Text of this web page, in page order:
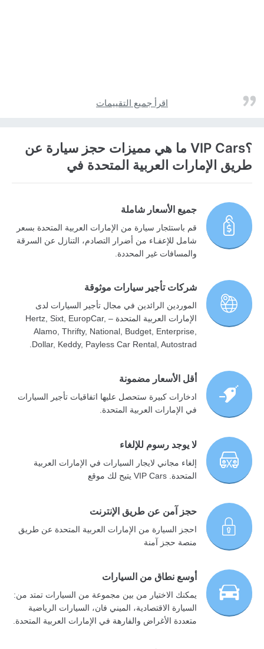
اقرأ جميع التقييمات
؟VIP Cars ما هي مميزات حجز سيارة عن
طريق الإمارات العربية المتحدة في
جميع الأسعار شاملة
قم باستئجار سيارة من الإمارات العربية المتحدة بسعر
شامل للإعفـاء من أضرار التصادم، التنازل عن السرقة
والمسافات غير المحددة.
شركات تأجير سيارات موثوقة
الموردين الرائدين في مجال تأجير السيارات لدى
الإمارات العربية المتحدة – Hertz, Sixt, EuropCar,
Alamo, Thrifty, National, Budget, Enterprise,
Dollar, Keddy, Payless Car Rental, Autostrad.
أقل الأسعار مضمونة
ادخارات كبيرة ستحصل عليها اتفاقيات تأجير السيارات
في الإمارات العربية المتحدة.
لا يوجد رسوم للإلغاء
إلغاء مجاني لايجار السيارات في الإمارات العربية
المتحدة. VIP Cars يتيح لك موقع
حجز آمن عن طريق الإنترنت
احجز السيارة من الإمارات العربية المتحدة عن طريق
منصة حجز آمنة
أوسع نطاق من السيارات
يمكنك الاختيار من بين مجموعة من السيارات تمتد من:
السيارة الاقتصادية، الميني فان، السيارات الرياضية
متعددة الأغراض والفارهة في الإمارات العربية المتحدة.